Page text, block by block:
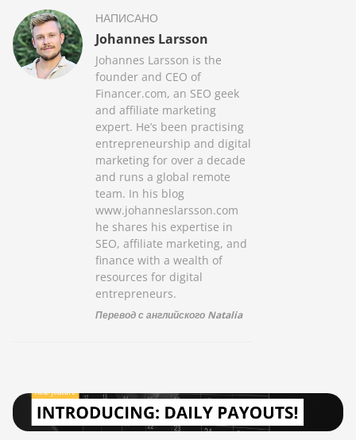
НАПИСАНО
Johannes Larsson
Johannes Larsson is the
founder and CEO of
Financer.com, an SEO geek
and affiliate marketing
expert. He’s been practising
entrepreneurship and digital
marketing for over a decade
and runs a global remote
team. In his blog
www.johanneslarsson.com
he shares his expertise in
SEO, affiliate marketing, and
finance with a wealth of
resources for digital
entrepreneurs.
Перевод с английского Natalia